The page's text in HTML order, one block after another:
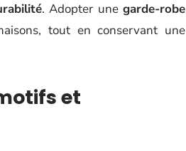
. Adopter une garde-robe
tout en conservant une
et